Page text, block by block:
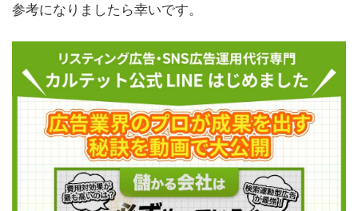
参考になりましたら幸いです。